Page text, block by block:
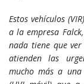
Estos vehículos
a la empresa
nada tiene que
atienden las
mucho más a una